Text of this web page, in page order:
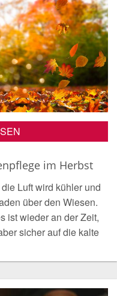
im Herbst
Luft wird kühler und
über den Wiesen.
ist wieder an der Zeit,
sicher auf die kalte